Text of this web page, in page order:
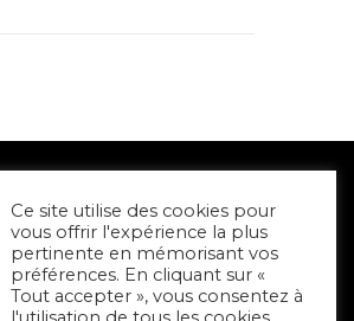
Ce site utilise des cookies pour
vous offrir l'expérience la plus
pertinente en mémorisant vos
préférences. En cliquant sur «
Tout accepter », vous consentez à